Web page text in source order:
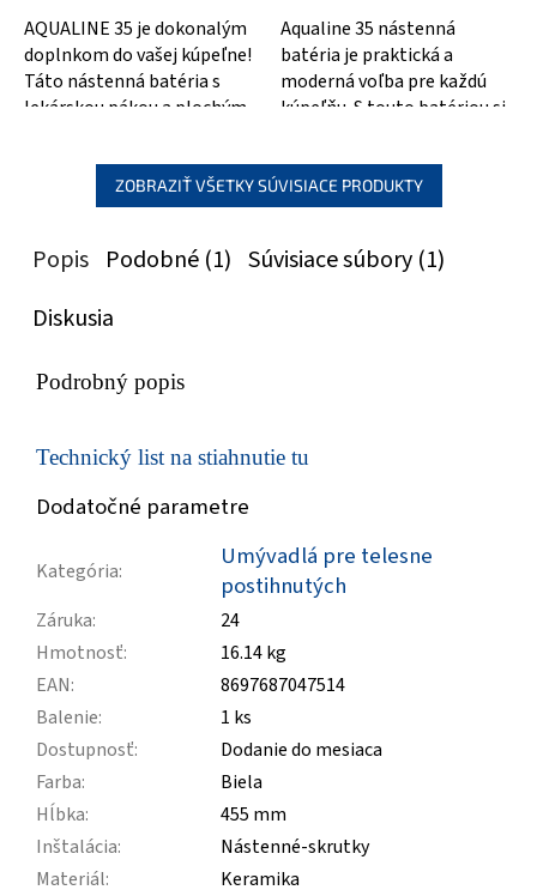
AQUALINE 35 je dokonalým
doplnkom do vašej kúpeľne!
Táto nástenná batéria s
lekárskou pákou a plochým
Aqualine 35 nástenná
batéria je praktická a
moderná voľba pre každú
kúpeľňu. S touto batériou si
príjemné kúpele,...
ZOBRAZIŤ VŠETKY SÚVISIACE PRODUKTY
Popis Podobné (1) Súvisiace súbory (1)
Diskusia
Podrobný popis
Technický list na stiahnutie tu
Dodatočné parametre
Kategória:
Umývadlá pre telesne
postihnutých
Záruka:
24
Hmotnosť:
16.14 kg
EAN:
8697687047514
Balenie:
1 ks
Dostupnosť:
Dodanie do mesiaca
Farba:
Biela
Hĺbka:
455 mm
Inštalácia:
Nástenné-skrutky
Materiál:
Keramika